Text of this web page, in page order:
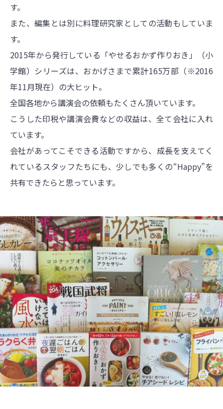
す。
また、編集とは別に料理研究家としての活動もしていま
す。
2015年から発行している「やせるおかず作りおき」（小
学館）シリーズは、おかげさまで累計165万部（※2016
年11月現在）の大ヒット。
全国各地から講演会の依頼もたくさん頂いています。
こうした印税や講演会費などの収益は、全て会社に入れ
ています。
会社があってこそできる活動ですから、成長を支えてく
れているスタッフたちにも、少しでも多くの“Happy”を
共有できたらと思っています。